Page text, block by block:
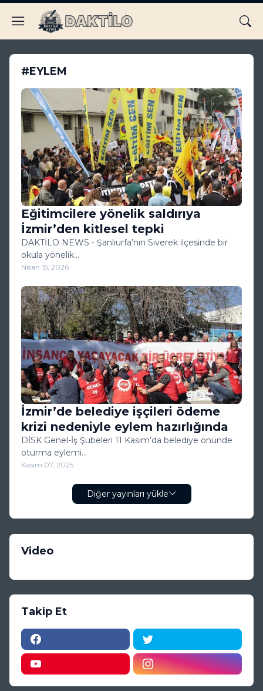
#EYLEM
Eğitimcilere yönelik saldırıya
İzmir’den kitlesel tepki
DAKTİLO NEWS - Şanlıurfa’nın Siverek ilçesinde bir
okula yönelik…
Nisan 15, 2026
İzmir’de belediye işçileri ödeme
krizi nedeniyle eylem hazırlığında
DİSK Genel-İş Şubeleri 11 Kasım’da belediye önünde
oturma eylemi…
Kasım 07, 2025
Diğer yayınları yükle
Video
Takip Et